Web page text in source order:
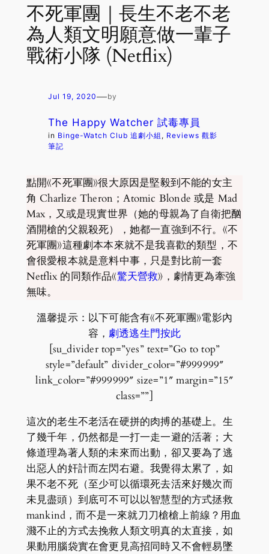
不死軍團｜長生不老不老
為人類文明願意做一輩子
戰術小隊 (Netflix)
Jul 19, 2020—by
The Happy Watcher 試毒專員
in Binge-Watch Club 追劇小組 , Reviews 觀影
筆記
點開《不死軍團》很大原因是堅毅到不能的女主
角 Charlize Theron；Atomic Blonde 或是 Mad
Max，又或是現實世界（她的母親為了自衛把酗
酒開槍的父親殺死），她都一直強到不行。《不
死軍團》這種劇本本來就不是我喜歡的類型，不
會很愛根本就是意料中事，只是對比前一套
Netflix 的同類作品《驚天營救》，劇情更為牽強
無味。
溫馨提示：以下可能含有《不死軍團》電影內
容， 劇透逃生門按此
[su_divider top=”yes” text=”Go to top”
style=”default” divider_color=”#999999″
link_color=”#999999″ size=”1″ margin=”15″
class=””]
這次的老生不老活在硬拼的肉搏的基礎上。生
了幾千年，仍然都是一打一走一避的活著；大
條道理為著人類的未來而出動，卻又要為了逃
出惡人的奸計而左閃右避。我覺得太累了，如
果不老不死（至少可以循環死去活來好幾次而
未見盡頭）到底可不可以以智慧型的方式拯救
mankind，而不是一來就刀刀槍槍上前線？用血
濺不止的方式去挽救人類文明真的太直接，如
果動用腦袋實在會更見高招同時又不會輕易墜